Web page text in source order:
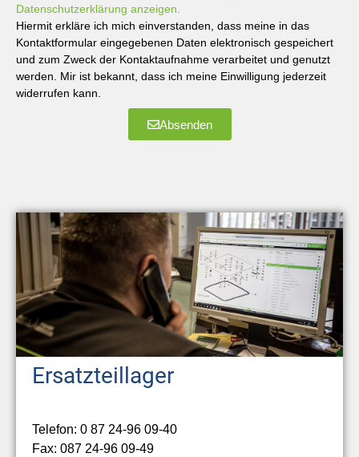
Datenschutzerklärung anzeigen.
Hiermit erkläre ich mich einverstanden, dass meine in das
Kontaktformular eingegebenen Daten elektronisch gespeichert
und zum Zweck der Kontaktaufnahme verarbeitet und genutzt
werden. Mir ist bekannt, dass ich meine Einwilligung jederzeit
widerrufen kann.
Absenden
Ersatzteillager
Telefon: 0 87 24-96 09-40
Fax: 087 24-96 09-49